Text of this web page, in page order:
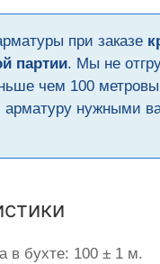
при заказе
партии. Мы не
чем 100
нужными
в бухте: 100 ± 1 м.